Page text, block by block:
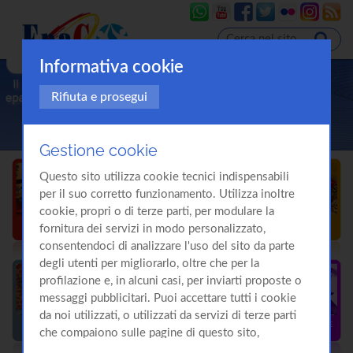
Informativa cookie
Rifiuta e prosegui
Gestione cookie
Questo sito utilizza cookie tecnici indispensabili
per il suo corretto funzionamento. Utilizza inoltre
cookie, propri o di terze parti, per modulare la
fornitura dei servizi in modo personalizzato,
consentendoci di analizzare l'uso del sito da parte
degli utenti per migliorarlo, oltre che per la
profilazione e, in alcuni casi, per inviarti proposte o
messaggi pubblicitari. Puoi accettare tutti i cookie
da noi utilizzati, o utilizzati da servizi di terze parti
che compaiono sulle pagine di questo sito,
premendo il pulsante "Accetta tutti i cookie"